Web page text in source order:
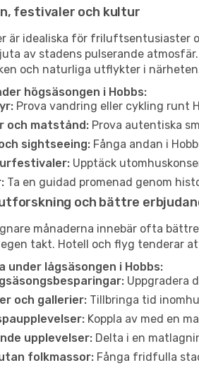
festivaler och kultur
är idealiska för friluftsentusiaster
av stadens pulserande
och naturliga utflykter i
högsäsongen i Hobbs:
Prova vandring eller cykling runt
och matstånd: Prova autentiska
sightseeing: Fånga andan i
Upptäck
Ta en guidad promenad genom
och bättre
månaderna innebär ofta
takt. Hotell och flyg tenderar
under lågsäsongen i Hobbs:
Uppgradera
och gallerier: Tillbringa tid
Koppla av med en
upplevelser: Delta i en
folkmassor: Fånga fridfulla